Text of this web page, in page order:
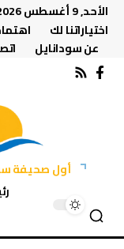
الأحد, 9 أغسطس 2026
اختياراتنا لك
عن سودانايل
أول صحيفة